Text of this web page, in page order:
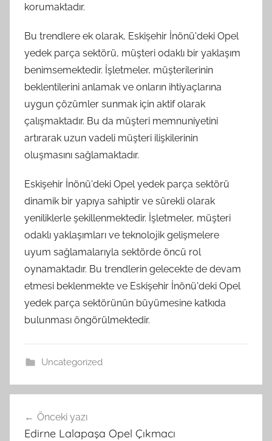
korumaktadır.
Bu trendlere ek olarak, Eskişehir İnönü'deki Opel
yedek parça sektörü, müşteri odaklı bir yaklaşım
benimsemektedir. İşletmeler, müşterilerinin
beklentilerini anlamak ve onların ihtiyaçlarına
uygun çözümler sunmak için aktif olarak
çalışmaktadır. Bu da müşteri memnuniyetini
artırarak uzun vadeli müşteri ilişkilerinin
oluşmasını sağlamaktadır.
Eskişehir İnönü'deki Opel yedek parça sektörü
dinamik bir yapıya sahiptir ve sürekli olarak
yeniliklerle şekillenmektedir. İşletmeler, müşteri
odaklı yaklaşımları ve teknolojik gelişmelere
uyum sağlamalarıyla sektörde öncü rol
oynamaktadır. Bu trendlerin gelecekte de devam
etmesi beklenmekte ve Eskişehir İnönü'deki Opel
yedek parça sektörünün büyümesine katkıda
bulunması öngörülmektedir.
Uncategorized
gezinmesi
Önceki yazı
Edirne Lalapaşa Opel Çıkmacı